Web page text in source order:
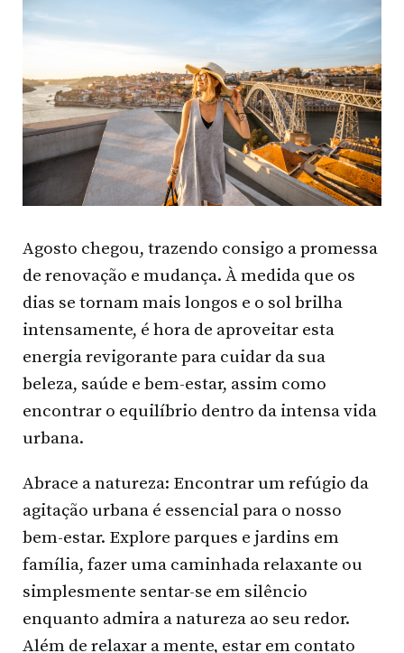
Agosto chegou, trazendo consigo a promessa
de renovação e mudança. À medida que os
dias se tornam mais longos e o sol brilha
intensamente, é hora de aproveitar esta
energia revigorante para cuidar da sua
beleza, saúde e bem-estar, assim como
encontrar o equilíbrio dentro da intensa vida
urbana.
Abrace a natureza: Encontrar um refúgio da
agitação urbana é essencial para o nosso
bem-estar. Explore parques e jardins em
família, fazer uma caminhada relaxante ou
simplesmente sentar-se em silêncio
enquanto admira a natureza ao seu redor.
Além de relaxar a mente, estar em contato